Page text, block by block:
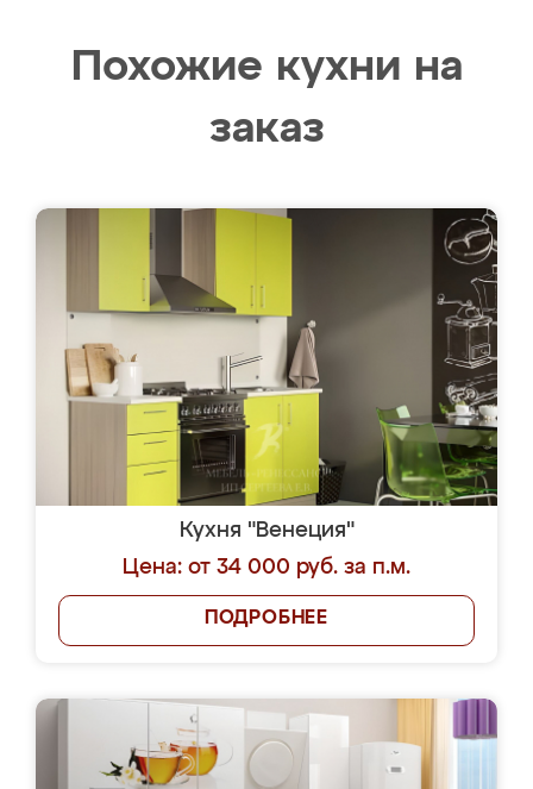
Похожие кухни на
заказ
Кухня "Венеция"
Цена: от 34 000 руб. за п.м.
ПОДРОБНЕЕ